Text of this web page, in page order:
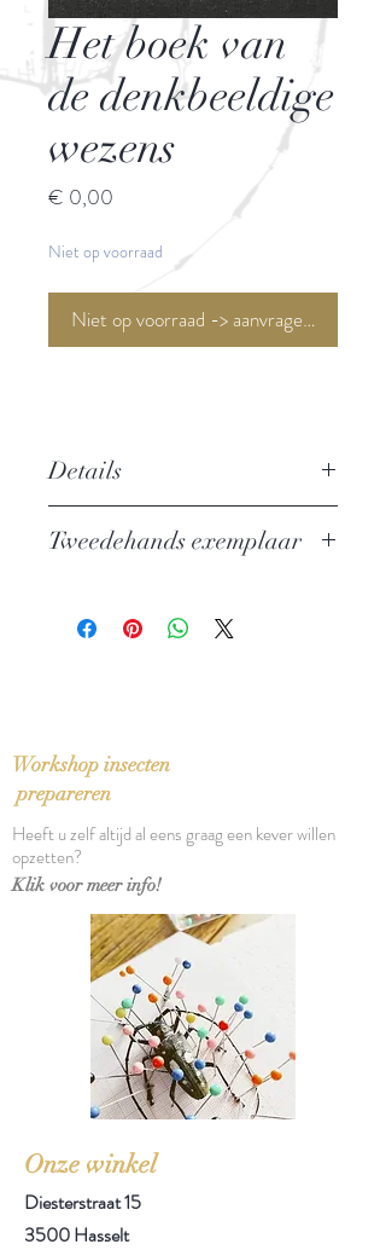
Het boek van
de denkbeeldige
wezens
€ 0,00
Niet op voorraad
Niet op voorraad -> aanvragen <-
Details
Uitgever: De Bezige Bij
Taal: Nederlands
Bindwijze: Linnen paperback
Verschijningsdatum: 1976
Aantal pagina's: 234
Tweedehands exemplaar
Workshop insecten
prepareren
Heeft u zelf altijd al eens graag een kever willen
opzetten?
Klik voor meer info!
Onze winkel
Diesterstraat 15
3500 Hasselt